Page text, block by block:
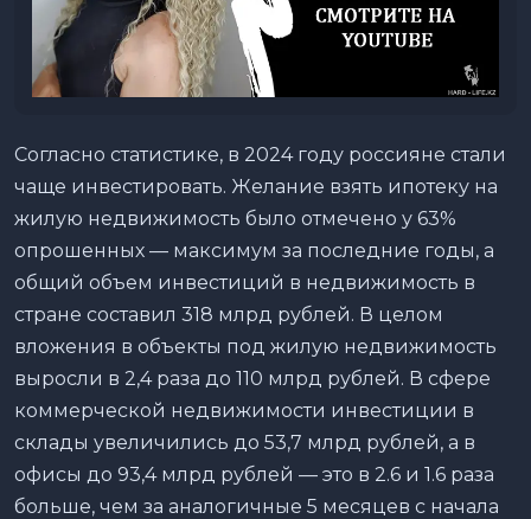
Согласно статистике, в 2024 году россияне стали
чаще инвестировать. Желание взять ипотеку на
жилую недвижимость было отмечено у 63%
опрошенных — максимум за последние годы, а
общий объем инвестиций в недвижимость в
стране составил 318 млрд рублей. В целом
вложения в объекты под жилую недвижимость
выросли в 2,4 раза до 110 млрд рублей. В сфере
коммерческой недвижимости инвестиции в
склады увеличились до 53,7 млрд рублей, а в
офисы до 93,4 млрд рублей — это в 2.6 и 1.6 раза
больше, чем за аналогичные 5 месяцев с начала